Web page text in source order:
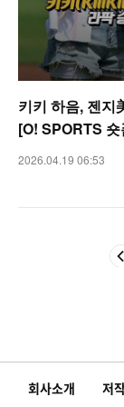
키키 하음, 젠지
[O! SPORTS
2026.04.19 06:53
회사소개 저